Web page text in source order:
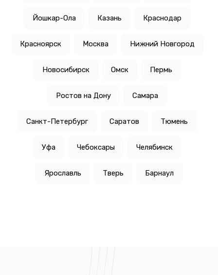
Йошкар-Ола Казань Краснодар
Красноярск Москва Нижний Новгород
Новосибирск Омск Пермь
Ростов на Дону Самара
Санкт-Петербург Саратов Тюмень
Уфа Чебоксары Челябинск
Ярославль Тверь Барнаул